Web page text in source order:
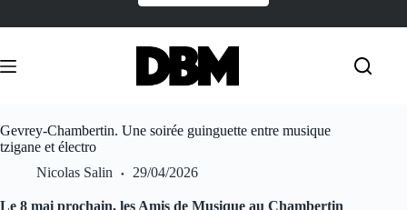
contenu
Gevrey-Chambertin. Une soirée guinguette entre musique
tzigane et électro
Nicolas Salin
29/04/2026
Le 8 mai prochain, les Amis de Musique au Chambertin